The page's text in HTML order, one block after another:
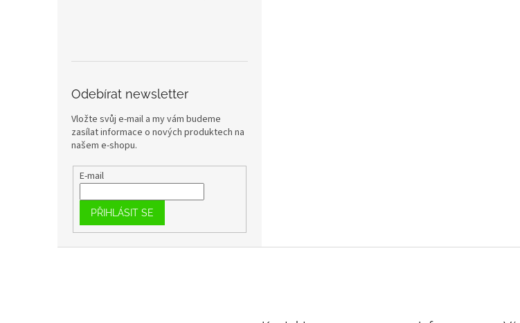
Odebírat newsletter
Vložte svůj e-mail a my vám budeme
zasílat informace o nových produktech na
našem e-shopu.
E-mail
PŘIHLÁSIT SE